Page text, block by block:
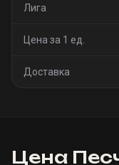
Лига
Цена за 1 ед.
Доставка
Цена